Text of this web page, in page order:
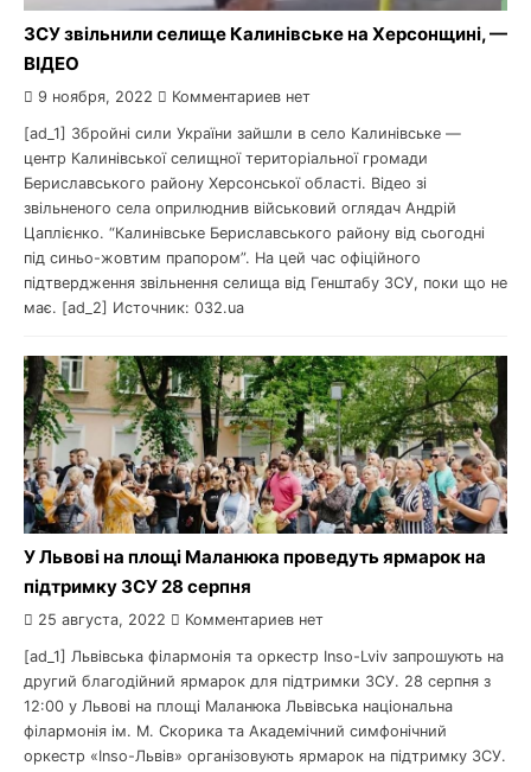
ЗСУ звільнили селище Калинівське на Херсонщині, —
ВІДЕО
9 ноября, 2022 Комментариев нет
[ad_1] Збройні сили України зайшли в село Калинівське —
центр Калинівської селищної територіальної громади
Бериславського району Херсонської області. Відео зі
звільненого села оприлюднив військовий оглядач Андрій
Цаплієнко. “Калинівське Бериславського району від сьогодні
під синьо-жовтим прапором”. На цей час офіційного
підтвердження звільнення селища від Генштабу ЗСУ, поки що не
має. [ad_2] Источник: 032.ua
У Львові на площі Маланюка проведуть ярмарок на
підтримку ЗСУ 28 серпня
25 августа, 2022 Комментариев нет
[ad_1] Львівська філармонія та оркестр Inso-Lviv запрошують на
другий благодійний ярмарок для підтримки ЗСУ. 28 серпня з
12:00 у Львові на площі Маланюка Львівська національна
філармонія ім. М. Скорика та Академічний симфонічний
оркестр «Inso-Львів» організовують ярмарок на підтримку ЗСУ.